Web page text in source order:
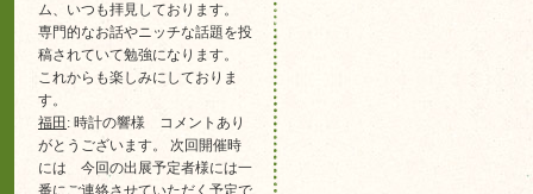
ム、いつも拝見しております。
専門的なお話やニッチな話題を投
稿されていて勉強になります。
これからも楽しみにしておりま
す。
福田 : 時計の響様 コメントあり
がとうございます。 次回開催時
には 今回の出展予定者様には一
番にご連絡させていただく予定で